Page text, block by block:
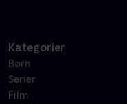
Kategorier
Børn
Serier
Film